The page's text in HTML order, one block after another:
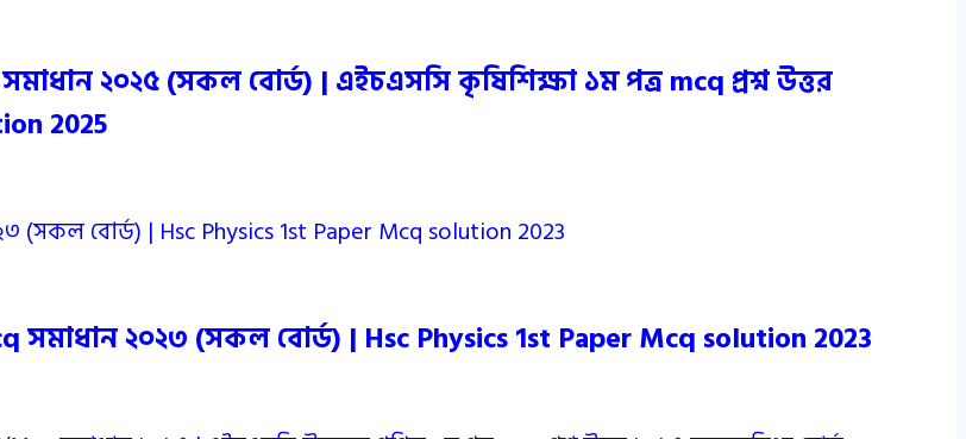
২০২৫ (সকল বোর্ড) | এইচএসসি কৃষিশিক্ষা ১ম পত্র mcq প্রশ্ন উত্তর
2025
সমাধান ২০২৩ (সকল বোর্ড) | Hsc Physics 1st Paper Mcq solution 2023